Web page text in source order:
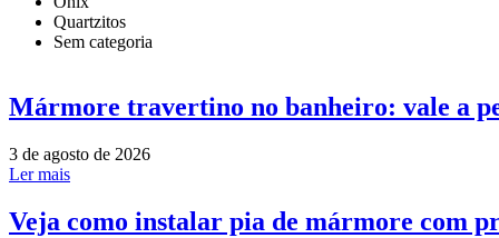
Quartzitos
Sem categoria
Mármore travertino no banheiro: vale a
3 de agosto de 2026
Ler mais
Veja como instalar pia de mármore com